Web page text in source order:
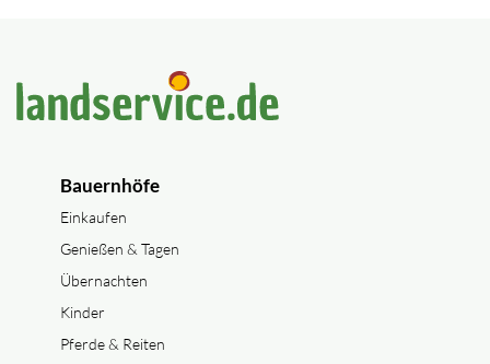
Bauernhöfe
Einkaufen
Genießen & Tagen
Übernachten
Kinder
Pferde & Reiten